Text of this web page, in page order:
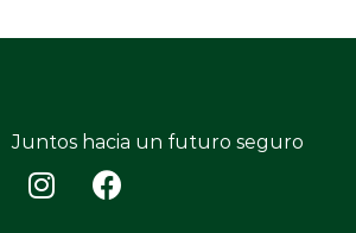
Juntos hacia un futuro seguro